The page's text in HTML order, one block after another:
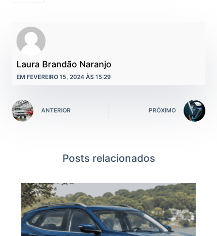
Laura Brandão Naranjo
EM FEVEREIRO 15, 2024 ÀS 15:29
ANTERIOR PRÓXIMO
Posts relacionados